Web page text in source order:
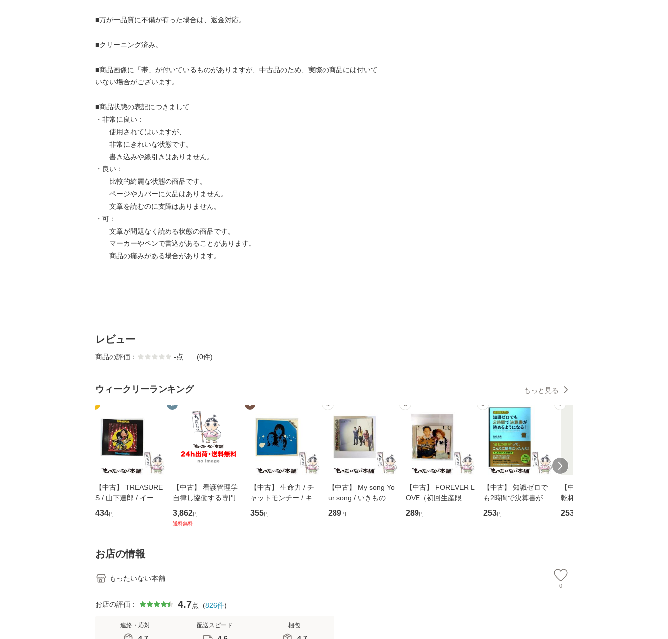
■万が一品質に不備が有った場合は、返金対応。
■クリーニング済み。
■商品画像に「帯」が付いているものがありますが、中古品のため、実際の商品には付いて
いない場合がございます。
■商品状態の表記につきまして
・非常に良い：
使用されてはいますが、
非常にきれいな状態です。
書き込みや線引きはありません。
・良い：
比較的綺麗な状態の商品です。
ページやカバーに欠品はありません。
文章を読むのに支障はありません。
・可：
文章が問題なく読める状態の商品です。
マーカーやペンで書込があることがあります。
商品の痛みがある場合があります。
レビュー
商品の評価： -点 (0件)
ウィークリーランキング もっと見る
1
【中古】 TREASURE
S / 山下達郎 / イース
トウエスト・ジャパン
[CD]【メール便送料無
434円
2
【中古】 看護管理学
自律し協働する専門職
の看護マネジメントス
キル 改訂第3版 (看護
3,862円
送料無料
3
【中古】 生命力 / チ
ャットモンチー / キュ
ーンレコード [CD]
【メール便送料無料】
355円
4
【中古】 My song Yo
ur song / いきものが
かり / [CD]【メール便
送料無料】
289円
5
【中古】 FOREVER L
OVE（初回生産限定
盤） / 清水翔太×加藤
ミリヤ / [CD]【メール
289円
6
【中古】 知識ゼロで
も2時間で決算書が読
めるようになる！ 会
計超入門！ / 佐伯 良
253円
7
【中古】 ウインクで
乾杯 (ノン・ポシェッ
ト) / 東野圭吾 / 祥伝
253
お店の情報
もったいない本舗
0
お店の評価： 4.7点 (826件)
連絡・応対 配送スピード 梱包